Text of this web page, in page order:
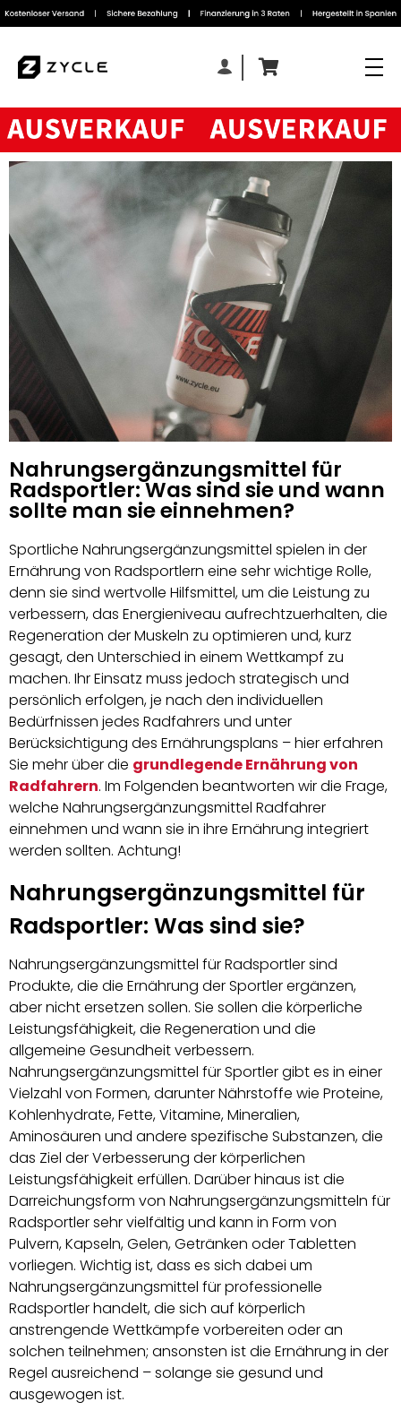
Nahrungsergänzungsmittel für
Radsportler: Was sind sie und wann
sollte man sie einnehmen?
Sportliche Nahrungsergänzungsmittel spielen in der
Ernährung von Radsportlern eine sehr wichtige Rolle,
denn sie sind wertvolle Hilfsmittel, um die Leistung zu
verbessern, das Energieniveau aufrechtzuerhalten, die
Regeneration der Muskeln zu optimieren und, kurz
gesagt, den Unterschied in einem Wettkampf zu
machen. Ihr Einsatz muss jedoch strategisch und
persönlich erfolgen, je nach den individuellen
Bedürfnissen jedes Radfahrers und unter
Berücksichtigung des Ernährungsplans – hier erfahren
Sie mehr über die grundlegende Ernährung von
Radfahrern. Im Folgenden beantworten wir die Frage,
welche Nahrungsergänzungsmittel Radfahrer
einnehmen und wann sie in ihre Ernährung integriert
werden sollten. Achtung!
Nahrungsergänzungsmittel für
Radsportler: Was sind sie?
Nahrungsergänzungsmittel für Radsportler sind
Produkte, die die Ernährung der Sportler ergänzen,
aber nicht ersetzen sollen. Sie sollen die körperliche
Leistungsfähigkeit, die Regeneration und die
allgemeine Gesundheit verbessern.
Nahrungsergänzungsmittel für Sportler gibt es in einer
Vielzahl von Formen, darunter Nährstoffe wie Proteine,
Kohlenhydrate, Fette, Vitamine, Mineralien,
Aminosäuren und andere spezifische Substanzen, die
das Ziel der Verbesserung der körperlichen
Leistungsfähigkeit erfüllen. Darüber hinaus ist die
Darreichungsform von Nahrungsergänzungsmitteln für
Radsportler sehr vielfältig und kann in Form von
Pulvern, Kapseln, Gelen, Getränken oder Tabletten
vorliegen. Wichtig ist, dass es sich dabei um
Nahrungsergänzungsmittel für professionelle
Radsportler handelt, die sich auf körperlich
anstrengende Wettkämpfe vorbereiten oder an
solchen teilnehmen; ansonsten ist die Ernährung in der
Regel ausreichend – solange sie gesund und
ausgewogen ist.